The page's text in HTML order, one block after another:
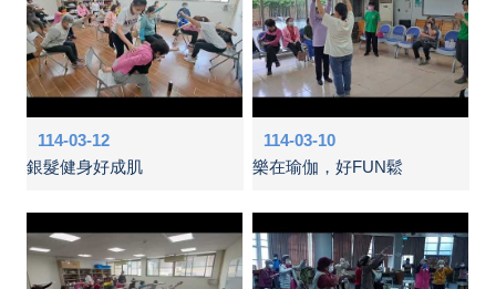
114-03-12
銀髮健身好成肌
114-03-10
樂在瑜伽，好FUN鬆